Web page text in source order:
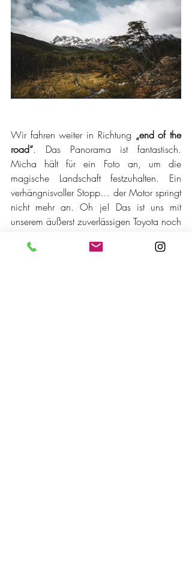
Wir fahren weiter in Richtung „end of the
road“. Das Panorama ist fantastisch.
Micha hält für ein Foto an, um die
magische Landschaft festzuhalten. Ein
verhängnisvoller Stopp… der Motor springt
nicht mehr an. Oh je! Das ist uns mit
unserem äußerst zuverlässigen Toyota noch
um liegen zu bleiben. Wir haben seit über